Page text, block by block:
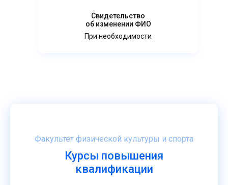
Свидетельство
об изменении ФИО
При необходимости
Факультет физической культуры и спорта
Курсы повышения
квалификации